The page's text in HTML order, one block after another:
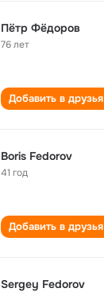
Пëтр Фëдоров
76 лет
Добавить в друзья
Boris Fedorov
41 год
Добавить в друзья
Sergey Fedorov